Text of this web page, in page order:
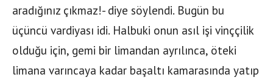
aradığınız çıkmaz!- diye söylendi. Bugün bu
üçüncü vardiyası idi. Halbuki onun asıl işi vinççilik
olduğu için, gemi bir limandan ayrılınca, öteki
limana varıncaya kadar başaltı kamarasında yatıp